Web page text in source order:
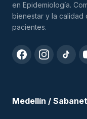
en Epidemiología.
bienestar y la calidad
pacientes.
Medellín /